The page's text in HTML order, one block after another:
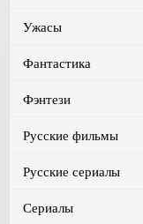
Ужасы
Фантастика
Фэнтези
Русские фильмы
Русские сериалы
Сериалы